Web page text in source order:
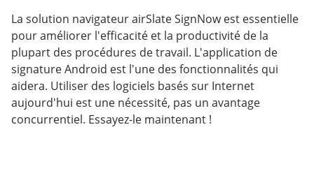
La solution navigateur airSlate SignNow est essentielle
pour améliorer l'efficacité et la productivité de la
plupart des procédures de travail. L'application de
signature Android est l'une des fonctionnalités qui
aidera. Utiliser des logiciels basés sur Internet
aujourd'hui est une nécessité, pas un avantage
concurrentiel. Essayez-le maintenant !